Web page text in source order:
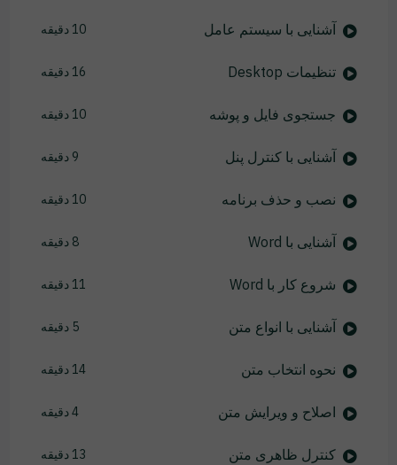
آشنایی با سیستم عامل 10 دقیقه
تنظیمات Desktop 16 دقیقه
جستجوی فایل و پوشه 10 دقیقه
آشنایی با کنترل پنل 9 دقیقه
نصب و حذف برنامه 10 دقیقه
آشنایی با Word 8 دقیقه
شروع کار با Word 11 دقیقه
آشنایی با انواع متن 5 دقیقه
نحوه انتخاب متن 14 دقیقه
اصلاح و ویرایش متن 4 دقیقه
کنترل ظاهری متن 13 دقیقه